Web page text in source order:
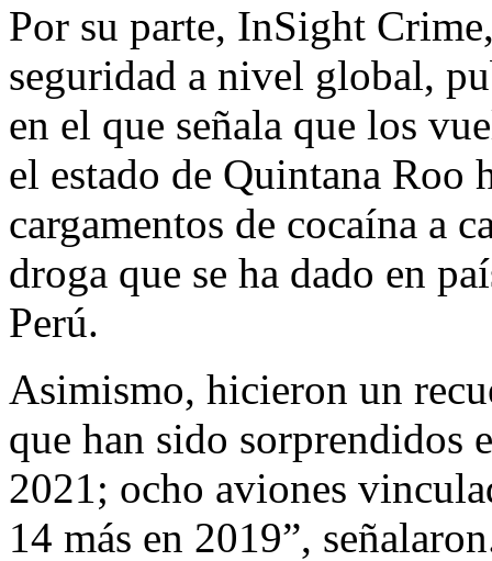
Por su parte, InSight
seguridad a nivel global,
en el que señala que los
el estado de Quintana Roo
cargamentos de cocaína a
droga que se ha dado en
Perú.
Asimismo, hicieron un
que han sido sorprendidos
2021; ocho aviones
14 más en 2019”,